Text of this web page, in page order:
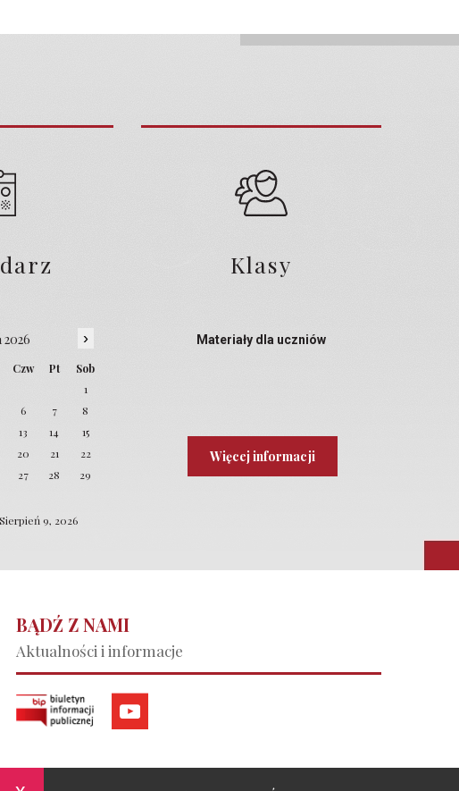
›
Czw Pt
Sob
1
6 7
8
13 14
15
20 21
22
27 28
29
9, 2026
Klasy
Materiały dla uczniów
Więcej informacji
BĄDŹ Z NAMI
Aktualności i informacje